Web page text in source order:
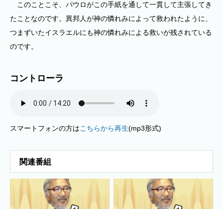
このことこそ、パウロがこの手紙を通して一貫して主張してき
たことなのです。異邦人が神の憐れみによって救われたように、
つまずいたイスラエルにも神の憐れみによる救いが残されている
のです。
コントローラ
スマートフォンの方はこちらから再生(mp3形式)
関連番組